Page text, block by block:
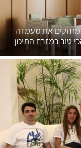
״מחזקים את מעמדה
טוב במזרח התיכון